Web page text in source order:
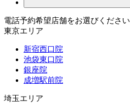
電話予約希望店舗をお選びください
東京エリア
新宿西口院
池袋東口院
銀座院
成増駅前院
埼玉エリア